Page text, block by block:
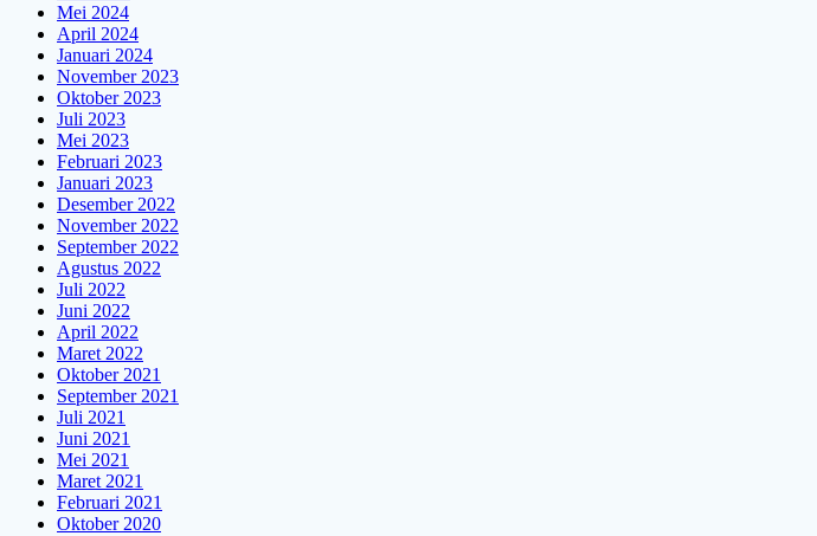
Mei 2024
April 2024
Januari 2024
November 2023
Oktober 2023
Juli 2023
Mei 2023
Februari 2023
Januari 2023
Desember 2022
November 2022
September 2022
Agustus 2022
Juli 2022
Juni 2022
April 2022
Maret 2022
Oktober 2021
September 2021
Juli 2021
Juni 2021
Mei 2021
Maret 2021
Februari 2021
Oktober 2020